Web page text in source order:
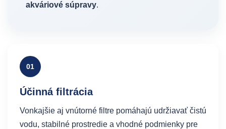
akváriové súpravy.
01
Účinná filtrácia
Vonkajšie aj vnútorné filtre pomáhajú udržiavať čistú
vodu, stabilné prostredie a vhodné podmienky pre